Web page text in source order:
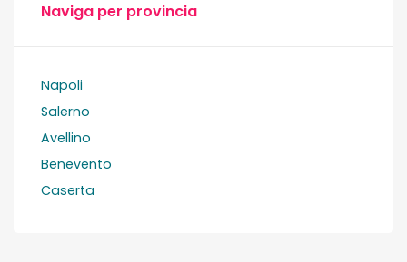
Naviga per provincia
Napoli
Salerno
Avellino
Benevento
Caserta